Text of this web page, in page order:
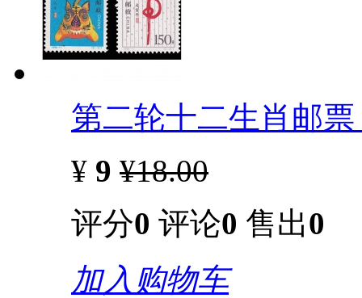
第二轮十二生肖邮
¥ 9 ¥18.00
评分0 评论0 售出0
加入购物车